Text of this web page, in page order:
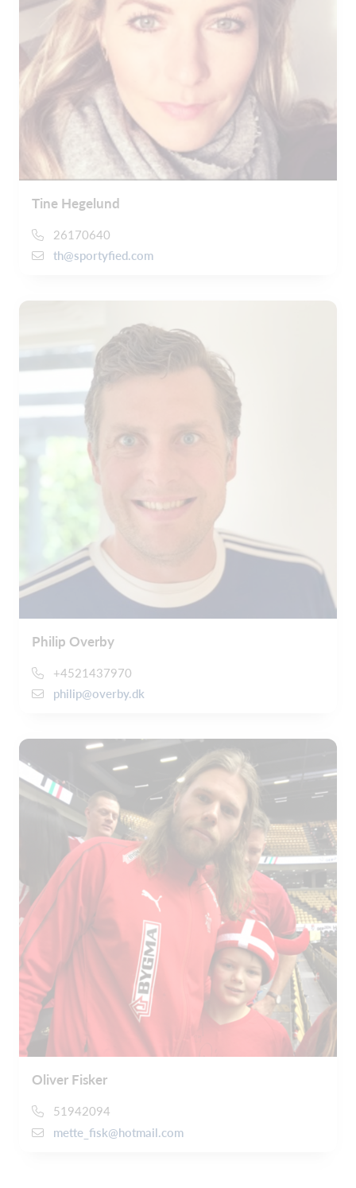
Tine Hegelund
26170640
th@sportyfied.com
Philip Overby
+4521437970
philip@overby.dk
Oliver Fisker
51942094
mette_fisk@hotmail.com